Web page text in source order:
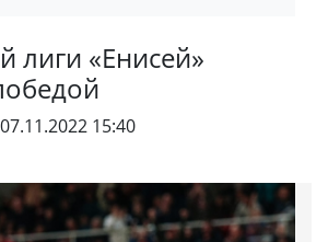
лиги «Енисей»
07.11.2022 15:40